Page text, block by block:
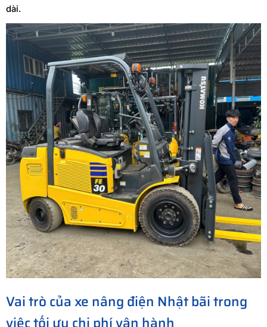
dài.
Vai trò của xe nâng điện Nhật bãi trong
việc tối ưu chi phí vận hành